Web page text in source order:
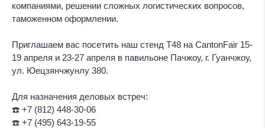
компаниями, решении сложных логистических вопросов,
таможенном оформлении.
Приглашаем вас посетить наш стенд Т48 на CantonFair 15-
19 апреля и 23-27 апреля в павильоне Пачжоу, г. Гуанчжоу,
ул. Юецзянчжунлу 380.
Для назначения деловых встреч:
☎️ +7 (812) 448-30-06
☎️ +7 (495) 643-19-55